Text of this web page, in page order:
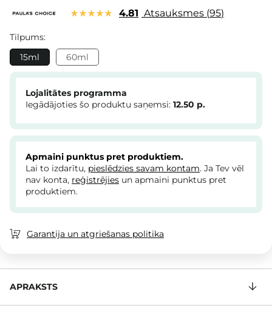
4.81 Atsauksmes 95
Tilpums:
15ml
60ml
Lojalitātes programma
Iegādājoties šo produktu saņemsi: 12.50 p.
Apmaini punktus pret produktiem.
Lai to izdarītu, pieslēdzies savam kontam. Ja Tev vēl
nav konta, reģistrējies un apmaini punktus pret
produktiem.
Garantija un atgriešanas politika
APRAKSTS